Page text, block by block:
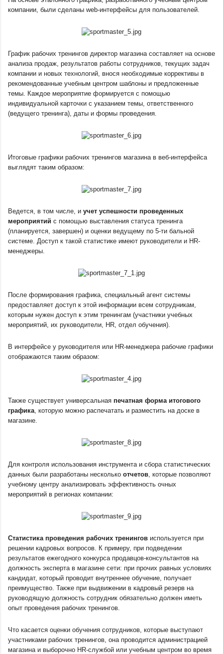
компании, были сделаны web-интерфейсы для пользователей.
График рабочих тренингов директор магазина составляет на основе
анализа продаж, результатов работы сотрудников, текущих задач
компании и новых технологий, внося необходимые коррективы в
рекомендованные учебным центром шаблоны и предложенные
темы. Каждое мероприятие формируется с помощью
индивидуальной карточки с указанием темы, ответственного
(ведущего тренинга), даты и формы проведения.
Итоговые графики рабочих тренингов магазина в веб-интерфейса
выглядят таким образом:
Ведется, в том числе, и учет успешности проведенных
мероприятий с помощью выставления статуса тренинга
(планируется, завершен) и оценки ведущему по 5-ти бальной
системе. Доступ к такой статистике имеют руководители и HR-
менеджеры.
После формирования графика, специальный агент системы
предоставляет доступ к этой информации всем сотрудникам,
которым нужен доступ к этим тренингам (участники учебных
мероприятий, их руководители, HR, отдел обучения).
В интерфейсе у руководителя или HR-менеджера рабочие графики
отображаются таким образом:
Также существует универсальная печатная форма итогового
графика , которую можно распечатать и разместить на доске в
магазине.
Для контроля использования инструмента и сбора статистических
данных были разработаны несколько отчетов , которые позволяют
учебному центру анализировать эффективность очных
мероприятий в регионах компании:
Статистика проведения рабочих тренингов используется при
решении кадровых вопросов. К примеру, при подведении
результатов ежегодного конкурса продавцов-консультантов на
должность эксперта в магазине сети: при прочих равных условиях
кандидат, который проводит внутреннее обучение, получает
преимущество. Также при выдвижении в кадровый резерв на
руководящую должность сотрудник обязательно должен иметь
опыт проведения рабочих тренингов.
Что касается оценки обучения сотрудников, которые выступают
участниками рабочих тренингов, она проводится администрацией
магазина и выборочно HR-службой или учебным центром во время